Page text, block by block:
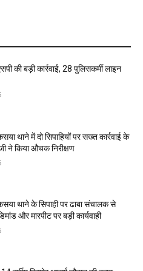
की बड़ी कार्रवाई, 28 पुलिसकर्मी लाइन
थाने में दो सिपाहियों पर सख्त कार्रवाई के
ने किया औचक निरीक्षण
थाने के सिपाही पर ढाबा संचालक से
और मारपीट पर बड़ी कार्यवाही